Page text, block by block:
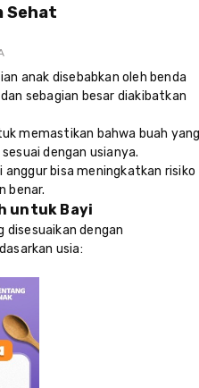
Sehat
anak disebabkan oleh benda
sebagian besar diakibatkan
memastikan bahwa buah
dengan usianya.
bisa meningkatkan risiko
benar.
untuk Bayi
disesuaikan dengan
usia: